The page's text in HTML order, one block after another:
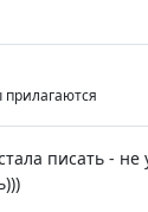
писать -